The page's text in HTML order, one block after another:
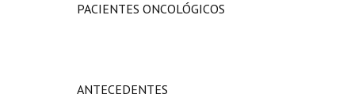
PACIENTES ONCOLÓGICOS
ANTECEDENTES